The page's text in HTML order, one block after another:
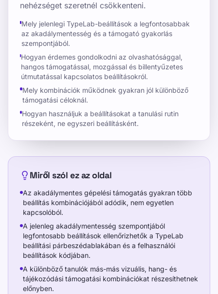
nehézséget szeretnél csökkenteni.
Mely jelenlegi TypeLab-beállítások a legfontosabbak
az akadálymentesség és a támogató gyakorlás
szempontjából.
Hogyan érdemes gondolkodni az olvashatósággal,
hangos támogatással, mozgással és billentyűzetes
útmutatással kapcsolatos beállításokról.
Mely kombinációk működnek gyakran jól különböző
támogatási céloknál.
Hogyan használjuk a beállításokat a tanulási rutin
részeként, ne egyszeri beállításként.
Miről szól ez az oldal
Az akadálymentes gépelési támogatás gyakran több
beállítás kombinációjából adódik, nem egyetlen
kapcsolóból.
A jelenleg akadálymentesség szempontjából
legfontosabb beállítások ellenőrizhetők a TypeLab
beállítási párbeszédablakában és a felhasználói
beállítások kódjában.
A különböző tanulók más-más vizuális, hang- és
tájékozódási támogatási kombinációkat részesíthetnek
előnyben.